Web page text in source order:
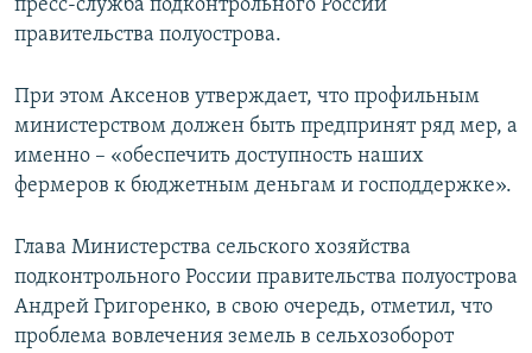
УКРАИНСКАЯ ПРОБЛЕМА КРЫМА
пресс-служба подконтрольного России
правительства полуострова.
При этом Аксенов утверждает, что профильным
министерством должен быть предпринят ряд мер, а
именно – «обеспечить доступность наших
фермеров к бюджетным деньгам и господдержке».
Глава Министерства сельского хозяйства
подконтрольного России правительства полуострова
Андрей Григоренко, в свою очередь, отметил, что
проблема вовлечения земель в сельхозоборот